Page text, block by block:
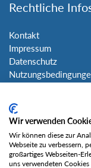
Rechtliche
Kontakt
Impressum
Datenschutz
Social Media
Wir verwenden
Wir können diese zur
Webseite zu verbessern,
großartiges Webseiten-
uns verwendeten